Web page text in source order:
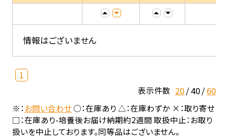
情報はございません
1
表示件数 20 40 60
※：お問い合わせ○：在庫あり △：在庫わずか ×：取り寄せ
□：在庫あり-培養後お届け納期約2週間 取扱中止：お取り
扱いを中止しております。同等品はございません。